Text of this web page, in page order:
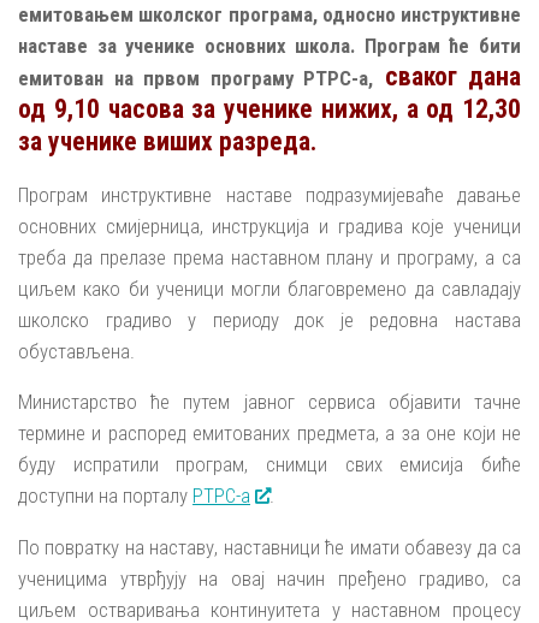
емитовањем школског програма, односно инструктивне
наставе за ученике основних школа. Програм ће бити
емитован на првом програму РТРС-а, сваког дана
од 9,10 часова за ученике нижих, а од 12,30
за ученике виших разреда.
Програм инструктивне наставе подразумијеваће давање
основних смијерница, инструкција и градива које ученици
треба да прелазе према наставном плану и програму, а са
циљем како би ученици могли благовремено да савладају
школско градиво у периоду док је редовна настава
обустављена.
Министарство ће путем јавног сервиса објавити тачне
термине и распоред емитованих предмета, а за оне који не
буду испратили програм, снимци свих емисија биће
доступни на порталу РТРС-а .
По повратку на наставу, наставници ће имати обавезу да са
ученицима утврђују на овај начин пређено градиво, са
циљем остваривања континуитета у наставном процесу